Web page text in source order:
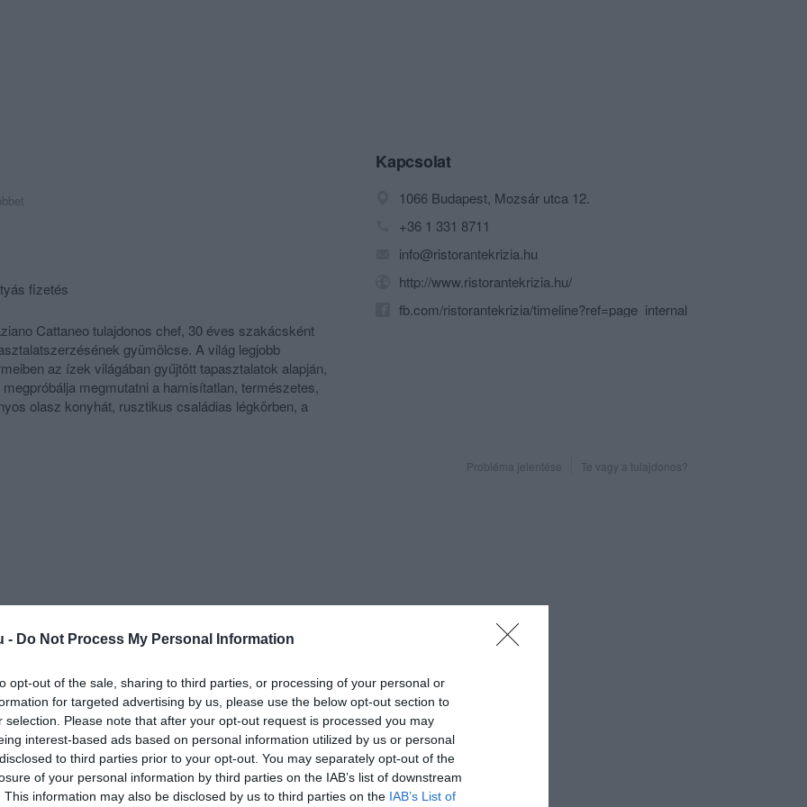
- Do Not Process My Personal Information
opt-out of the sale, sharing to third parties, or processing of your personal or
for targeted advertising by us, please use the below opt-out section to
selection. Please note that after your opt-out request is processed you may
interest-based ads based on personal information utilized by us or personal
to third parties prior to your opt-out. You may separately opt-out of the
of your personal information by third parties on the IAB’s list of downstream
This information may also be disclosed by us to third parties on the IAB’s List of
fizetés
Cattaneo tulajdonos chef, 30 éves szakácsként
gyümölcse. A világ legjobb
az ízek világában gyűjtött tapasztalatok alapján,
megmutatni a hamisítatlan, természetes,
olasz konyhát, rusztikus családias légkörben, a
Kapcsolat
1066 Budapest, Mozsár utca 12.
+36 1 331 8711
info@ristorantekrizia.hu
http://www.ristorantekrizia.hu/
fb.com/ristorantekrizia/timeline?ref=page_internal
Probléma jelentése Te vagy a tulajdonos?